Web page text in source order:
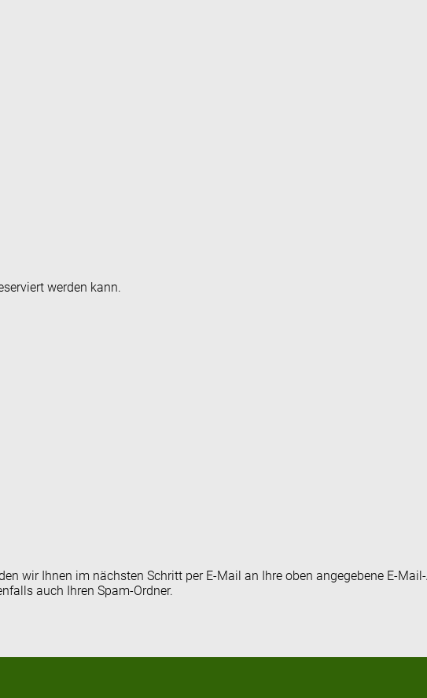
werden kann.
wir Ihnen im nächsten Schritt per E-Mail an Ihre oben angegebene E-
auch Ihren Spam-Ordner.